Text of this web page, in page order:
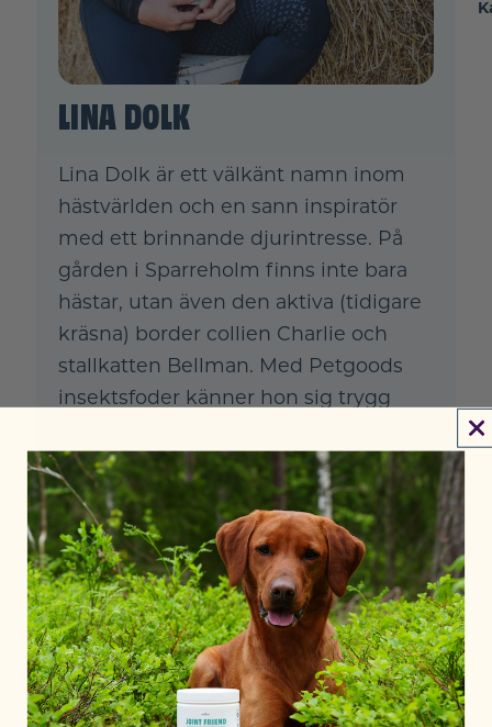
LINA DOLK
Lina Dolk är ett välkänt namn inom
hästvärlden och en sann inspiratör
med ett brinnande djurintresse. På
gården i Sparreholm finns inte bara
hästar, utan även den aktiva (tidigare
kräsna) border collien Charlie och
stallkatten Bellman. Med Petgoods
insektsfoder känner hon sig trygg
behöver samtidigt som hon gör
någonting bra för miljön.
Följ Lina på Instagram
HEJ LINA! BERÄTTA VEM DU ÄR OCH VILKA
DJUR SOM BOR HÄR PÅ GÅRDEN?